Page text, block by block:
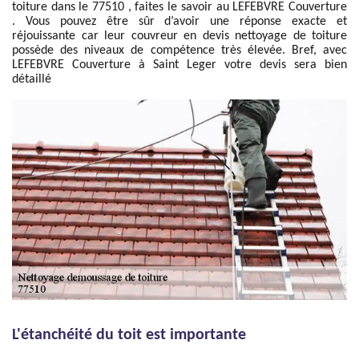
toiture dans le 77510 , faites le savoir au LEFEBVRE Couverture
. Vous pouvez être sûr d’avoir une réponse exacte et
réjouissante car leur couvreur en devis nettoyage de toiture
possède des niveaux de compétence très élevée. Bref, avec
LEFEBVRE Couverture à Saint Leger votre devis sera bien
détaillé
L'étanchéité du toit est importante